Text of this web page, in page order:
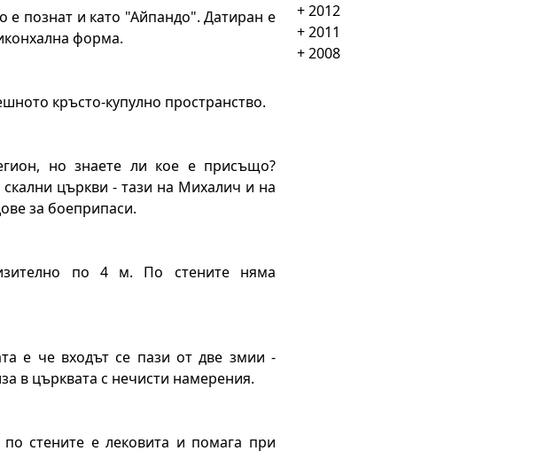
познат и като "Айпандо". Датиран е
форма.
кръсто-купулно пространство.
но знаете ли кое е присъщо?
църкви - тази на Михалич и на
за боеприпаси.
по 4 м. По стените няма
е че входът се пази от две змии -
в църквата с нечисти намерения.
стените е лековита и помага при
+2012
+2011
+2008